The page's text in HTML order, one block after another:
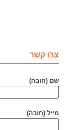
צרו קשר
שם (חובה)
מייל (חובה)